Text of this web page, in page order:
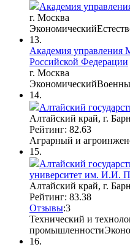
Академия
г. Москва
Экономический
13.
Академия управления
Российской Федерации
г. Москва
Экономический
14.
Алтайский
Алтайский край, г.
Рейтинг: 82.63
Аграрный и
15.
Алтайский
университет им. И.И.
Алтайский край, г.
Рейтинг: 83.38
Отзывы:3
Технический и
промышленности
16.